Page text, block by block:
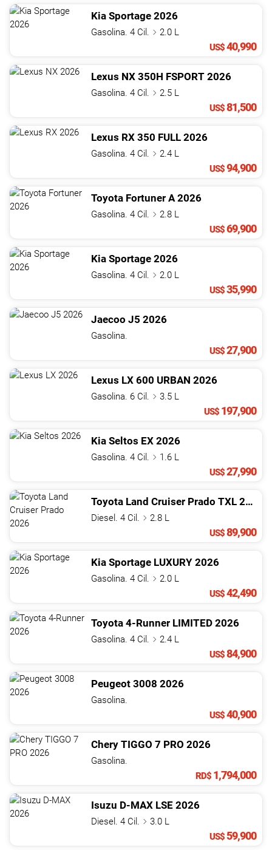
Kia Sportage 2026
Gasolina. 4 Cil.
2.0 L
US$40,990
Lexus NX 350H FSPORT 2026
Gasolina. 4 Cil.
2.5 L
US$81,500
Lexus RX 350 FULL 2026
Gasolina. 4 Cil.
2.4 L
US$94,900
Toyota Fortuner A 2026
Gasolina. 4 Cil.
2.8 L
US$69,900
Kia Sportage 2026
Gasolina. 4 Cil.
2.0 L
US$35,990
Jaecoo J5 2026
Gasolina.
US$27,900
Lexus LX 600 URBAN 2026
Gasolina. 6 Cil.
3.5 L
US$ 197,900
Kia Seltos EX 2026
Gasolina. 4 Cil.
1.6 L
US$27,990
Toyota Land Cruiser Prado TXL 2026
Diesel. 4 Cil.
2.8 L
US$89,900
Kia Sportage LUXURY 2026
Gasolina. 4 Cil.
2.0 L
US$42,490
Toyota 4-Runner LIMITED 2026
Gasolina. 4 Cil.
2.4 L
US$84,900
Peugeot 3008 2026
Gasolina.
US$40,900
Chery TIGGO 7 PRO 2026
Gasolina.
RD$ 1,794,000
Isuzu D-MAX LSE 2026
Diesel. 4 Cil.
3.0 L
US$59,900